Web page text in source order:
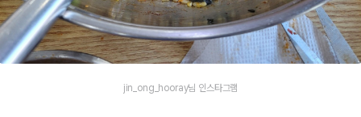
jin_ong_hooray님 인스타그램